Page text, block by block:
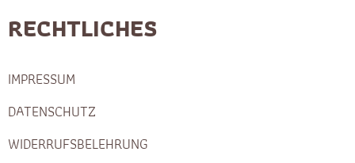
RECHTLICHES
IMPRESSUM
DATENSCHUTZ
WIDERRUFSBELEHRUNG